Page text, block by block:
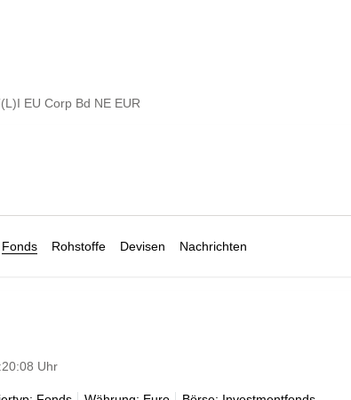
EU Corp Bd NE EUR
Fonds Rohstoffe Devisen Nachrichten
Uhr